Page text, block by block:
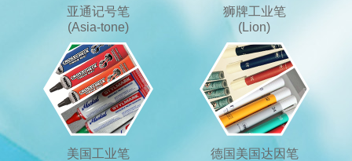
亚通记号笔
(Asia-tone)
狮牌工业笔
(Lion)
美国工业笔
德国美国达因笔